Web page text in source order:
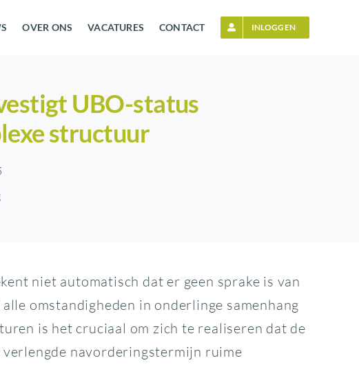
OVER ONS VACATURES CONTACT INLOGGEN
UBO-status
structuur
niet automatisch dat er geen sprake is van
omstandigheden in onderlinge samenhang
is het cruciaal om zich te realiseren dat de
navorderingstermijn ruime